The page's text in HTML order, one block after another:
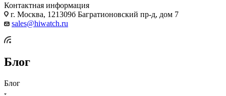
Контактная информация
г. Москва, 121309б Багратионовский пр-д, дом 7
sales@hiwatch.ru
Блог
Блог